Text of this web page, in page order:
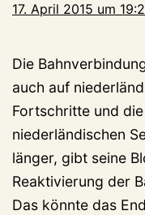
17. April 2015 um
Die
auch auf
Fortschritte und
niederländischen
länger, gibt seine
Reaktivierung der
Das könnte das